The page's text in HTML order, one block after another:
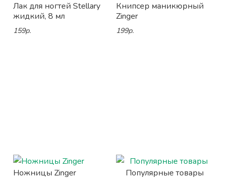
Лак для ногтей Stellary
жидкий, 8 мл
159р.
Книпсер маникюрный
Zinger
199р.
Ножницы Zinger Популярные товары